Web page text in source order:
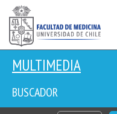
MULTIMEDIA
BUSCADOR